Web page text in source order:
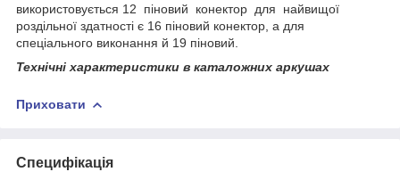
використовується 12 піновий конектор для найвищої
роздільної здатності є 16 піновий конектор, а для
спеціального виконання й 19 піновий.
Технічні характеристики в каталожних аркушах
Приховати
Специфікація